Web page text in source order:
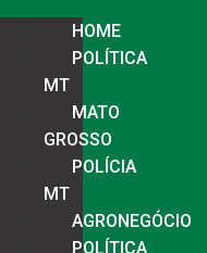
HOME
POLÍTICA
MT
MATO
GROSSO
POLÍCIA
MT
AGRONEGÓCIO
POLÍTICA